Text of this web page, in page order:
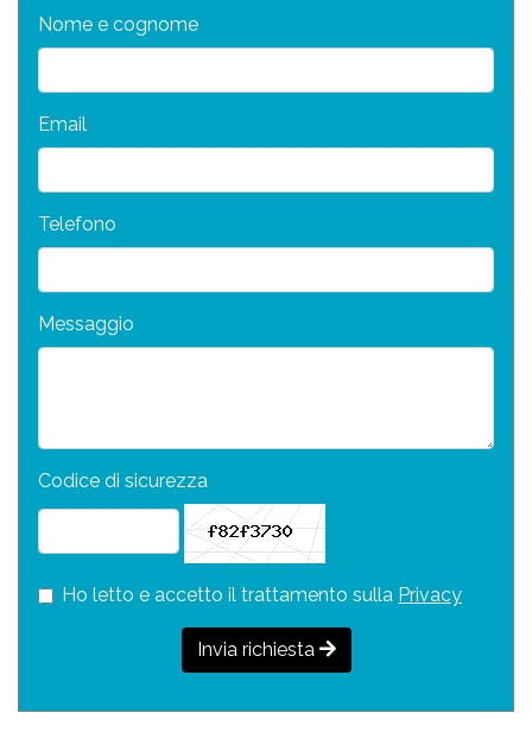
Nome e cognome
Email
Telefono
Messaggio
Codice di sicurezza
Ho letto e accetto il trattamento sulla Privacy
Invia richiesta